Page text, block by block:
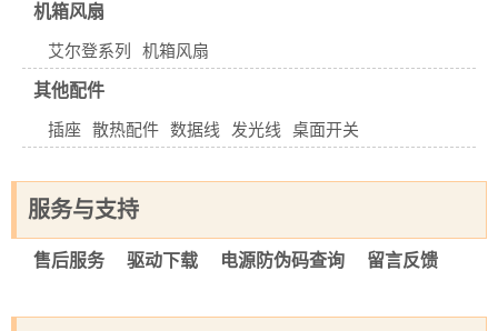
机箱风扇
艾尔登系列 机箱风扇
其他配件
插座 散热配件 数据线 发光线 桌面开关
服务与支持
售后服务 驱动下载 电源防伪码查询 留言反馈